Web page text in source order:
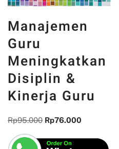
Manajemen
Guru
Meningkatkan
Disiplin &
Kinerja Guru
Rp95.000 Rp76.000